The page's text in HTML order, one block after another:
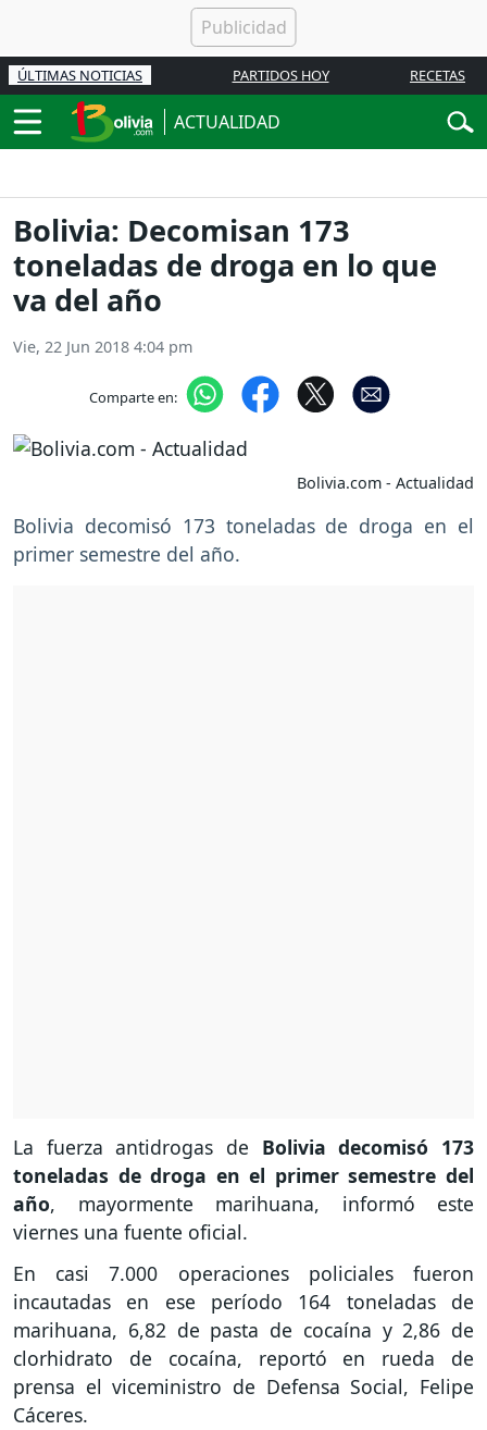
ÚLTIMAS NOTICIAS PARTIDOS HOY RECETAS
ACTUALIDAD
Bolivia: Decomisan 173
toneladas de droga en lo que
va del año
Vie, 22 Jun 2018 4:04 pm
Comparte en:
Bolivia.com - Actualidad
Bolivia decomisó 173 toneladas de droga en el
primer semestre del año.
La fuerza antidrogas de Bolivia decomisó 173
toneladas de droga en el primer semestre del
año, mayormente marihuana, informó este
viernes una fuente oficial.
En casi 7.000 operaciones policiales fueron
incautadas en ese período 164 toneladas de
marihuana, 6,82 de pasta de cocaína y 2,86 de
clorhidrato de cocaína, reportó en rueda de
prensa el viceministro de Defensa Social, Felipe
Cáceres.